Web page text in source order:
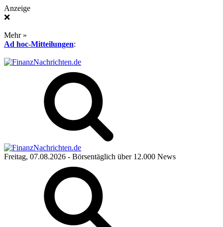
Anzeige
❌
Mehr »
Ad hoc-Mitteilungen:
Freitag, 07.08.2026 - Börsentäglich über 12.000 News